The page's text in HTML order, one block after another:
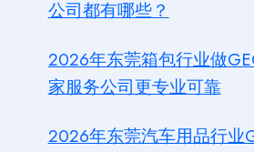
公司都有哪些？
2026年东莞箱包行业做
家服务公司更专业可靠
2026年东莞汽车用品行业